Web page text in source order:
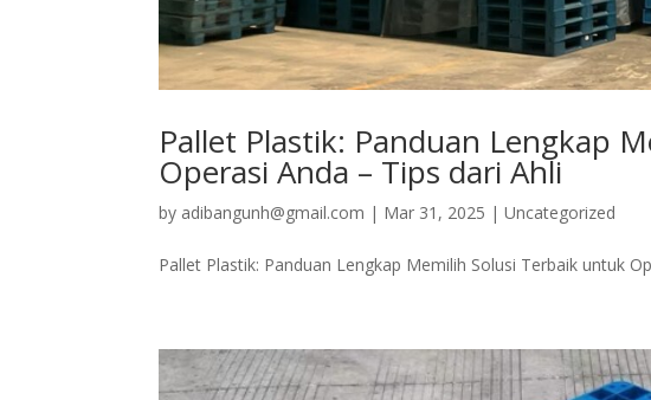
Pallet Plastik: Panduan Lengkap
Operasi Anda – Tips dari Ahli
by adibangunh@gmail.com | Mar 31, 2025 |Uncategorized
Pallet Plastik: Panduan Lengkap Memilih Solusi Terbaik untuk